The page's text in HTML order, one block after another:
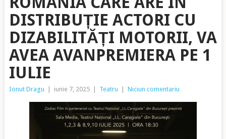
DISTRIBUȚIE ACTORI CU
DIZABILITĂȚI MOTORII, VA
AVEA AVANPREMIERA PE 1
IULIE
Ionut Dragu iunie 7, 2025 Teatru Niciun comentariu